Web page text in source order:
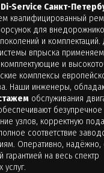
Di-Service Санкт-
квалифицированный
для
поколений и комплектаций.
впрыска применяем
и
комплексы
Наши инженеры,
обслуживания
безупречное
узлов, корректную
соответствие
Оперативно, надёжно,
гарантией на весь спектр